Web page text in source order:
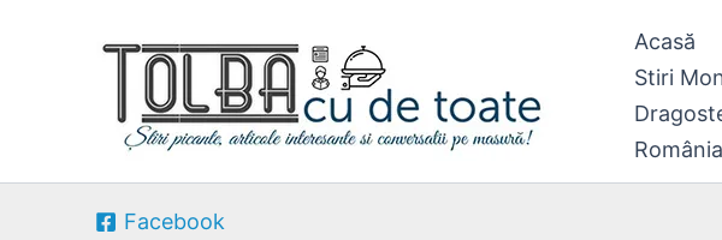
Acasă
Stiri
Facebook